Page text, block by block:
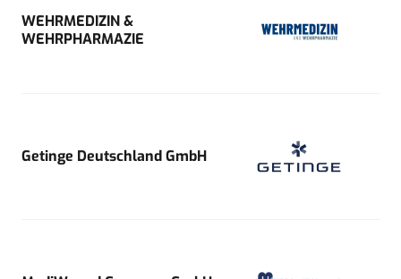
WEHRMEDIZIN &
WEHRPHARMAZIE
Getinge Deutschland GmbH